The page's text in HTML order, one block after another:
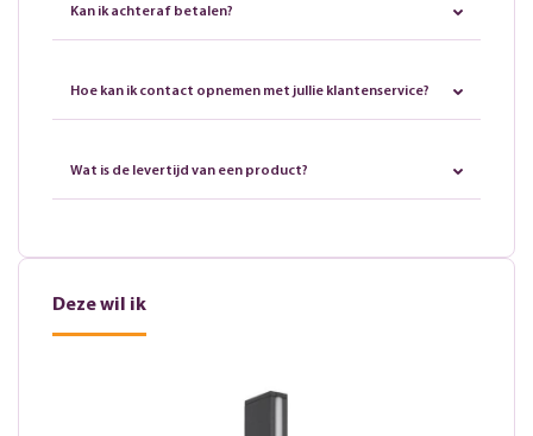
Kan ik achteraf betalen?
Hoe kan ik contact opnemen met jullie klantenservice?
Wat is de levertijd van een product?
Deze wil ik